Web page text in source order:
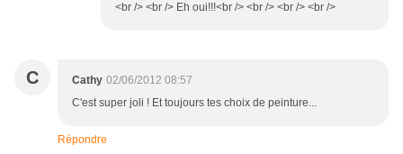
<br /> <br /> Eh oui!!!<br /> <br /> <br /> <br />
C Cathy 02/06/2012 08:57
C'est super joli ! Et toujours tes choix de peinture...
Répondre